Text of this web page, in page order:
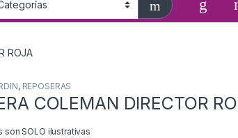
ROJA
, REPOSERAS
COLEMAN DIRECTOR
son SOLO ilustrativas